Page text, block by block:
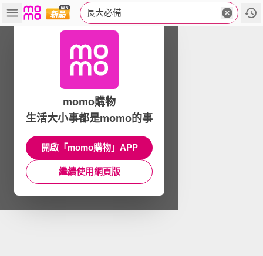
長大必備
momo購物
生活大小事都是momo的事
開啟「momo購物」APP
繼續使用網頁版